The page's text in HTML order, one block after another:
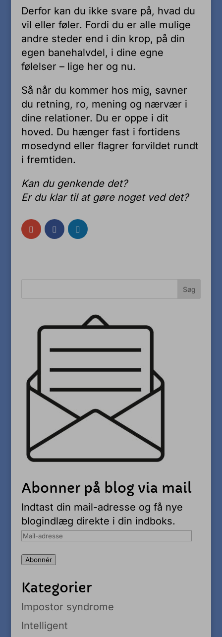
Derfor kan du ikke svare på, hvad du
vil eller føler. Fordi du er alle mulige
andre steder end i din krop, på din
egen banehalvdel, i dine egne
følelser – lige her og nu.
Så når du kommer hos mig, savner
du retning, ro, mening og nærvær i
dine relationer. Du er oppe i dit
hoved. Du hænger fast i fortidens
mosedynd eller flagrer forvildet rundt
i fremtiden.
Kan du genkende det?
Er du klar til at gøre noget ved det?
Abonner på blog via mail
Indtast din mail-adresse og få nye
blogindlæg direkte i din indboks.
Mail-
Abonnér
Kategorier
Impostor syndrome
Intelligent